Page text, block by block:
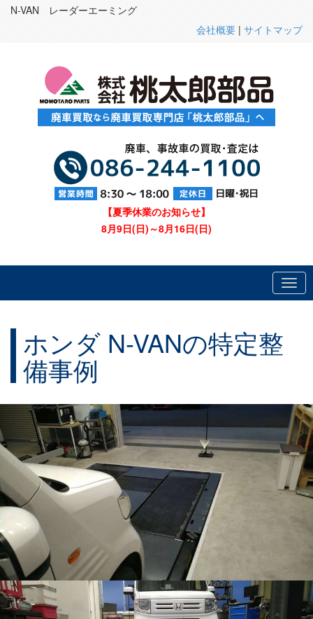
N-VAN レーダーエーミング
会社概要 | サイトマップ
【夏季休業のお知らせ】
8月9日(日)～8月16日(日)
ホンダ N-VANの特定整
備事例